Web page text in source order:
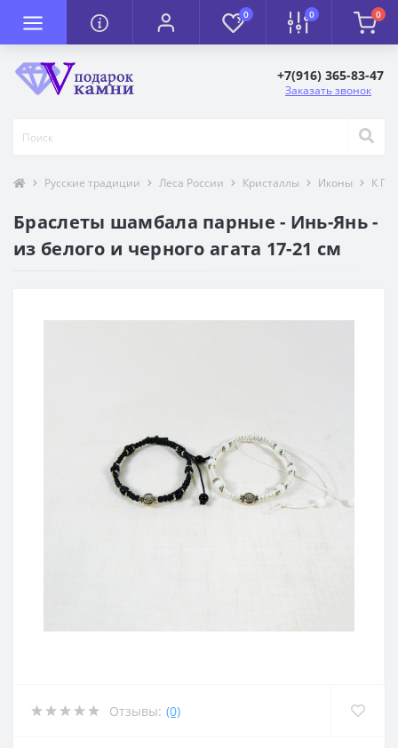
0 0 0
+7(916) 365-83-47
Заказать звонок
Русские традиции Леса России Кристаллы Иконы К
Браслеты шамбала парные - Инь-Янь -
из белого и черного агата 17-21 см
Отзывы: (0)